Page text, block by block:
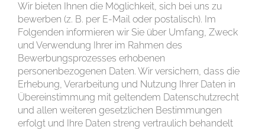
Wir bieten Ihnen die Möglichkeit, sich bei uns zu
bewerben (z. B. per E-Mail oder postalisch). Im
Folgenden informieren wir Sie über Umfang, Zweck
und Verwendung Ihrer im Rahmen des
Bewerbungsprozesses erhobenen
personenbezogenen Daten. Wir versichern, dass die
Erhebung, Verarbeitung und Nutzung Ihrer Daten in
Übereinstimmung mit geltendem Datenschutzrecht
und allen weiteren gesetzlichen Bestimmungen
erfolgt und Ihre Daten streng vertraulich behandelt